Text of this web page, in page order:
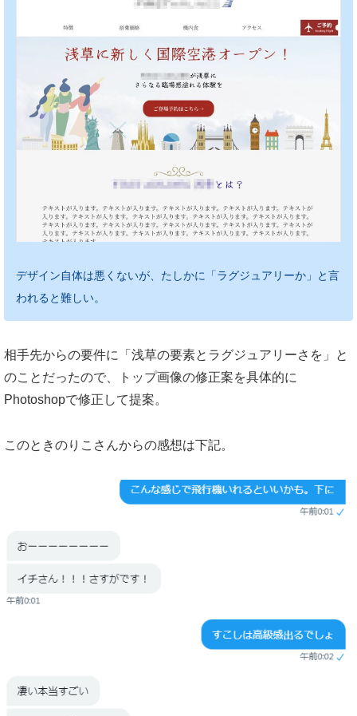
デザイン自体は悪くないが、たしかに「ラグジュアリーか」と言
われると難しい。
相手先からの要件に「浅草の要素とラグジュアリーさを」と
のことだったので、トップ画像の修正案を具体的に
Photoshopで修正して提案。
このときのりこさんからの感想は下記。